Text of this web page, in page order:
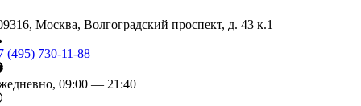
Москва, Волгоградский проспект, д. 43 к.1
(495) 730-11-88
09:00 — 21:40